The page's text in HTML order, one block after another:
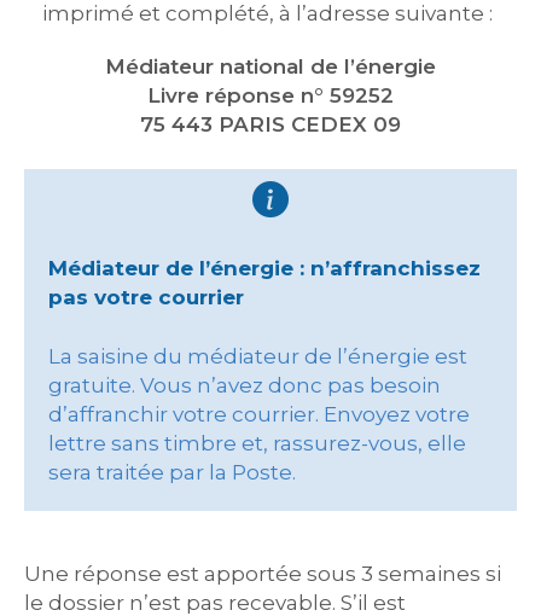
imprimé et complété, à l’adresse suivante :
Médiateur national de l’énergie
Livre réponse n° 59252
75 443 PARIS CEDEX 09
Médiateur de l’énergie : n’affranchissez
pas votre courrier
La saisine du médiateur de l’énergie est
gratuite. Vous n’avez donc pas besoin
d’affranchir votre courrier. Envoyez votre
lettre sans timbre et, rassurez-vous, elle
sera traitée par la Poste.
Une réponse est apportée sous 3 semaines si
le dossier n’est pas recevable. S’il est